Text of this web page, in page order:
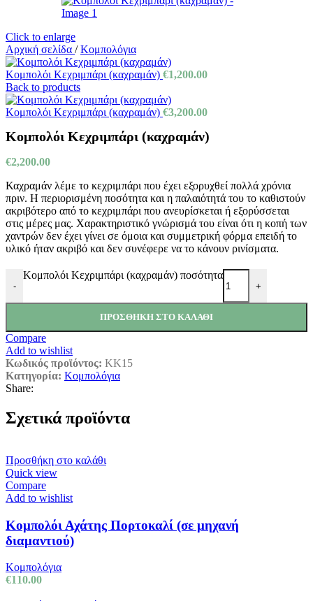
Click to enlarge
Αρχική σελίδα / Κομπολόγια
Κομπολόι Κεχριμπάρι (καχραμάν) €1,200.00
Back to products
Κομπολόι Κεχριμπάρι (καχραμάν) €3,200.00
Κομπολόι Κεχριμπάρι (καχραμάν)
€2,200.00
Καχραμάν λέμε το κεχριμπάρι που έχει εξορυχθεί πολλά χρόνια
πριν. Η περιορισμένη ποσότητα και η παλαιότητά του το καθιστούν
ακριβότερο από το κεχριμπάρι που ανευρίσκεται ή εξορύσσεται
στις μέρες μας. Χαρακτηριστικό γνώρισμά του είναι ότι η κοπή των
χαντρών δεν έχει γίνει σε όμοια και συμμετρική φόρμα επειδή το
υλικό ήταν ακριβό και δεν συνέφερε να το κάνουν ρινίσματα.
-
Κομπολόι Κεχριμπάρι (καχραμάν) ποσότητα
+
ΠΡΟΣΘΉΚΗ ΣΤΟ ΚΑΛΆΘΙ
Compare
Add to wishlist
Κωδικός προϊόντος: ΚK15
Κατηγορία: Κομπολόγια
Share:
Σχετικά προϊόντα
Προσθήκη στο καλάθι
Quick view
Compare
Add to wishlist
Κομπολόι Αχάτης Πορτοκαλί (σε μηχανή
διαμαντιού)
Κομπολόγια
€110.00